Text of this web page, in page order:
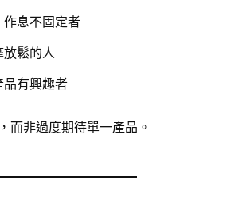
息不固定者
鬆的人
有興趣者
，而非過度期待單一產品。